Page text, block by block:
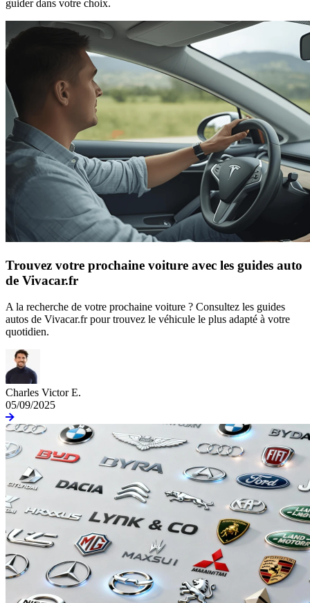
guider dans votre choix.
Trouvez votre prochaine voiture avec les guides auto
de Vivacar.fr
A la recherche de votre prochaine voiture ? Consultez les guides
autos de Vivacar.fr pour trouvez le véhicule le plus adapté à votre
quotidien.
Charles Victor E.
05/09/2025